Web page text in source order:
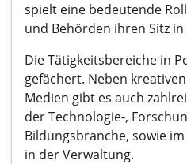
spielt eine bedeutende
und Behörden ihren Sitz
Die Tätigkeitsbereiche in
gefächert. Neben
Medien gibt es auch
der Technologie-,
Bildungsbranche, sowie
in der Verwaltung.